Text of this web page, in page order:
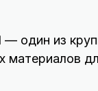
один из
материалов